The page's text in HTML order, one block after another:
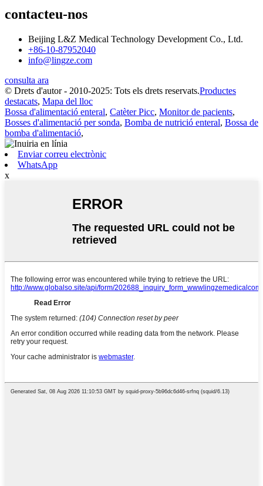
contacteu-nos
Beijing L&Z Medical Technology Development Co., Ltd.
+86-10-87952040
info@lingze.com
consulta ara
© Drets d'autor - 2010-2025: Tots els drets reservats.Productes
destacats, Mapa del lloc
Bossa d'alimentació enteral, Catèter Picc, Monitor de pacients,
Bosses d'alimentació per sonda, Bomba de nutrició enteral, Bossa de
bomba d'alimentació,
Enviar correu electrònic
WhatsApp
x